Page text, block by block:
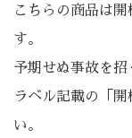
こちらの商品は
す。
予期せぬ事故を
ラベル記載の「
い。